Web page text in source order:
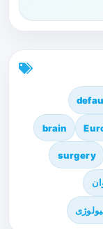
brain
surgery